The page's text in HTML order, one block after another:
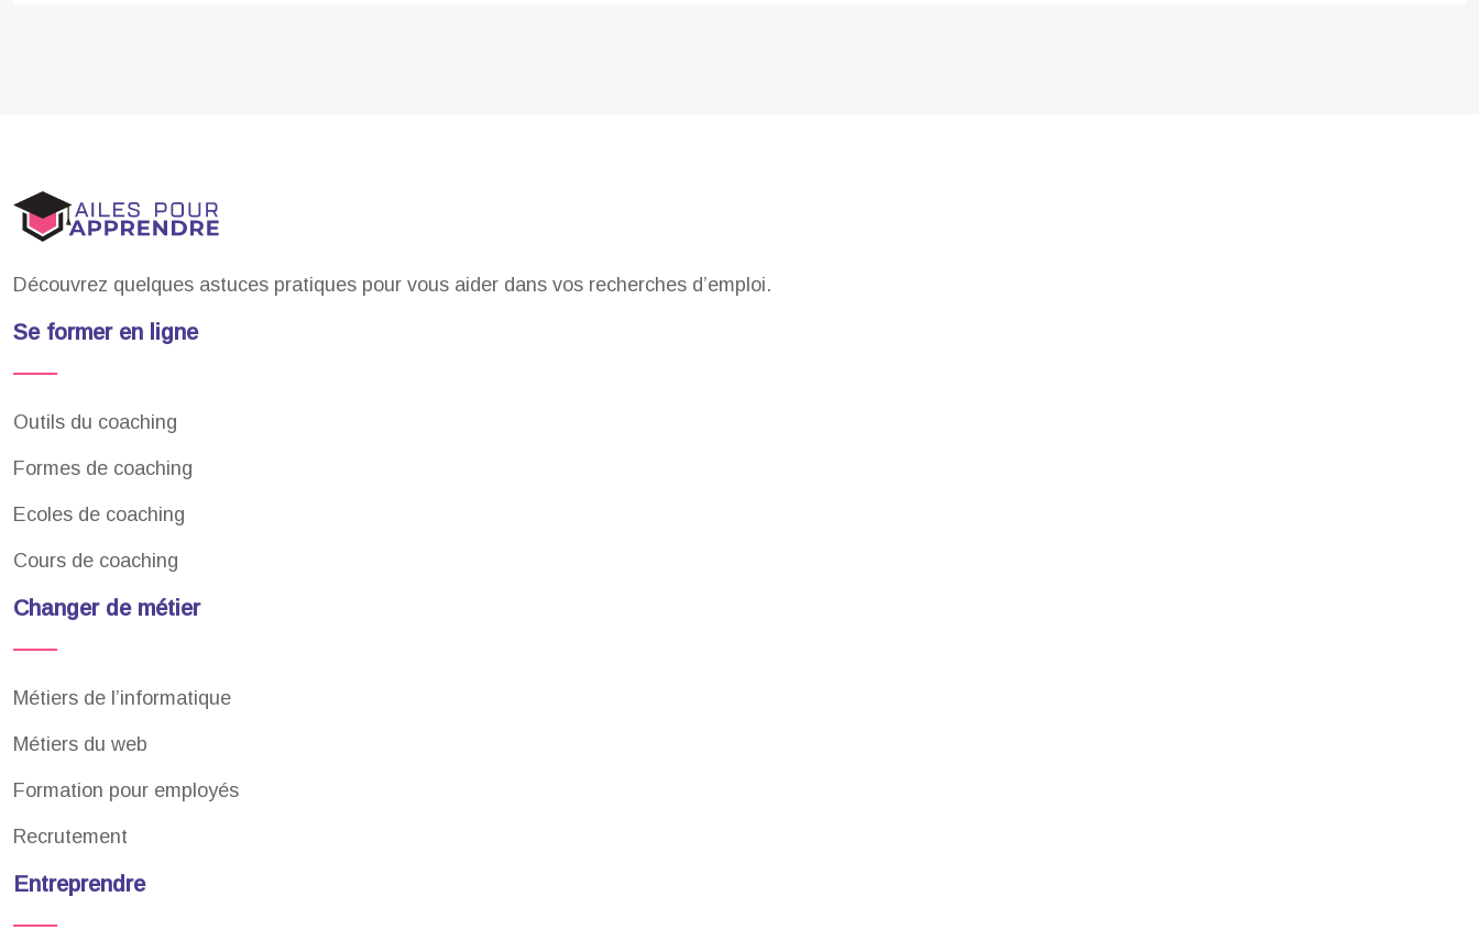
Découvrez quelques astuces pratiques pour vous aider dans vos recherches d’emploi.
Se former en ligne
Outils du coaching
Formes de coaching
Ecoles de coaching
Cours de coaching
Changer de métier
Métiers de l’informatique
Métiers du web
Formation pour employés
Recrutement
Entreprendre